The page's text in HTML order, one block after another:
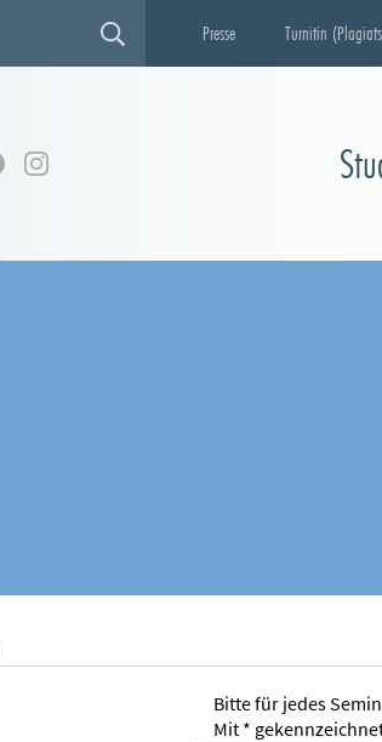
Presse Turnitin
Bitte für jedes
Mit *